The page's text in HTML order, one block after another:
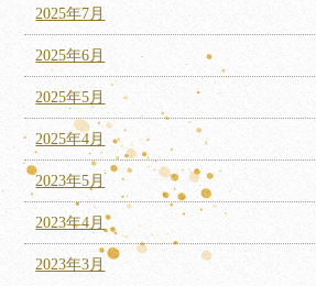
2025年7月
2025年6月
2025年5月
2025年4月
2023年5月
2023年4月
2023年3月